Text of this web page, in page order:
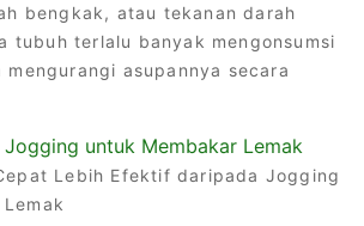
bengkak, atau tekanan darah
tubuh terlalu banyak mengonsumsi
asupannya secara
untuk Membakar Lemak
Lebih Efektif daripada Jogging